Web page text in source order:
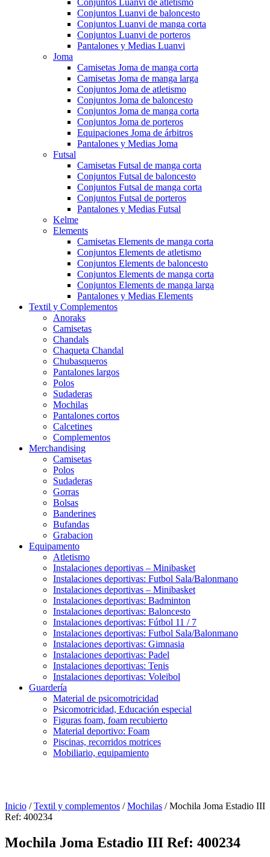
Conjuntos Luanvi de atletismo
Conjuntos Luanvi de baloncesto
Conjuntos Luanvi de manga corta
Conjuntos Luanvi de porteros
Pantalones y Medias Luanvi
Joma
Camisetas Joma de manga corta
Camisetas Joma de manga larga
Conjuntos Joma de atletismo
Conjuntos Joma de baloncesto
Conjuntos Joma de manga corta
Conjuntos Joma de porteros
Equipaciones Joma de árbitros
Pantalones y Medias Joma
Futsal
Camisetas Futsal de manga corta
Conjuntos Futsal de baloncesto
Conjuntos Futsal de manga corta
Conjuntos Futsal de porteros
Pantalones y Medias Futsal
Kelme
Elements
Camisetas Elements de manga corta
Conjuntos Elements de atletismo
Conjuntos Elements de baloncesto
Conjuntos Elements de manga corta
Conjuntos Elements de manga larga
Pantalones y Medias Elements
Textil y Complementos
Anoraks
Camisetas
Chandals
Chaqueta Chandal
Chubasqueros
Pantalones largos
Polos
Sudaderas
Mochilas
Pantalones cortos
Calcetines
Complementos
Merchandising
Camisetas
Polos
Sudaderas
Gorras
Bolsas
Banderines
Bufandas
Grabacion
Equipamento
Atletismo
Instalaciones deportivas – Minibasket
Instalaciones deportivas: Futbol Sala/Balonmano
Instalaciones deportivas – Minibasket
Instalaciones deportivas: Badminton
Instalaciones deportivas: Baloncesto
Instalaciones deportivas: Fútbol 11 / 7
Instalaciones deportivas: Futbol Sala/Balonmano
Instalaciones deportivas: Gimnasia
Instalaciones deportivas: Padel
Instalaciones deportivas: Tenis
Instalaciones deportivas: Voleibol
Guardería
Material de psicomotricidad
Psicomotricidad, Educación especial
Figuras foam, foam recubierto
Material deportivo: Foam
Piscinas, recorridos motrices
Mobiliario, equipamiento
Inicio /Textil y complementos /Mochilas / Mochila Joma Estadio III
Ref: 400234
Mochila Joma Estadio III Ref: 400234